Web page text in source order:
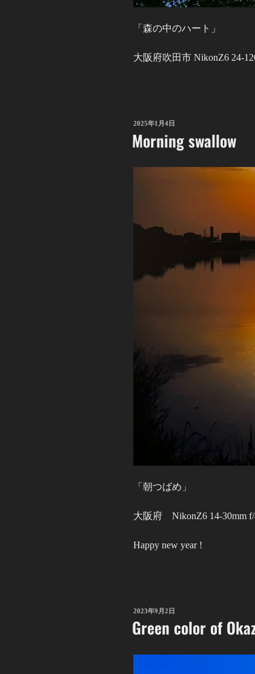
「森の中のハート」
大阪府吹田市 NikonZ6 24-
投
日:
2025年1月4日
Morning swallow
「朝つばめ」
大阪府 NikonZ6 14-30mm f/
Happy new year !
投
稿
日:
2023年9月2日
Green color of